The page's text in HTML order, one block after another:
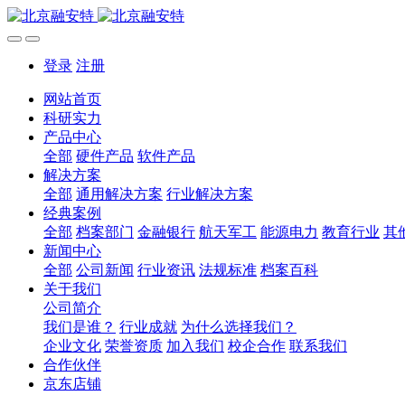
登录 注册
网站首页
科研实力
产品中心
全部 硬件产品 软件产品
解决方案
全部 通用解决方案 行业解决方案
经典案例
全部 档案部门 金融银行 航天军工 能源电力 教育行业 其
新闻中心
全部 公司新闻 行业资讯 法规标准 档案百科
关于我们
公司简介
我们是谁？ 行业成就 为什么选择我们？
企业文化 荣誉资质 加入我们 校企合作 联系我们
合作伙伴
京东店铺